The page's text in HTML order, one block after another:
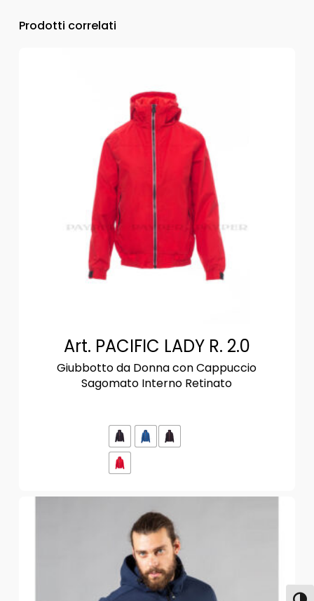
Prodotti correlati
Art. PACIFIC LADY R. 2.0
Giubbotto da Donna con Cappuccio
Sagomato Interno Retinato